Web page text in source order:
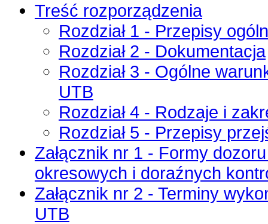
Treść rozporządzenia
Rozdział 1 - Przepisy
Rozdział 2 - Dokumentacja
Rozdział 3 - Ogólne
UTB
Rozdział 4 - Rodzaje i
Rozdział 5 - Przepisy
Załącznik nr 1 - Formy
okresowych i doraźnych
Załącznik nr 2 - Terminy
UTB